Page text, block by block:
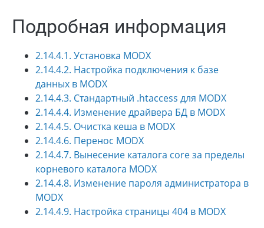
Подробная информация
2.14.4.1. Установка MODX
2.14.4.2. Настройка подключения к базе
данных в MODX
2.14.4.3. Стандартный .htaccess для MODX
2.14.4.4. Изменение драйвера БД в MODX
2.14.4.5. Очистка кеша в MODX
2.14.4.6. Перенос MODX
2.14.4.7. Вынесение каталога core за пределы
корневого каталога MODX
2.14.4.8. Изменение пароля администратора в
MODX
2.14.4.9. Настройка страницы 404 в MODX